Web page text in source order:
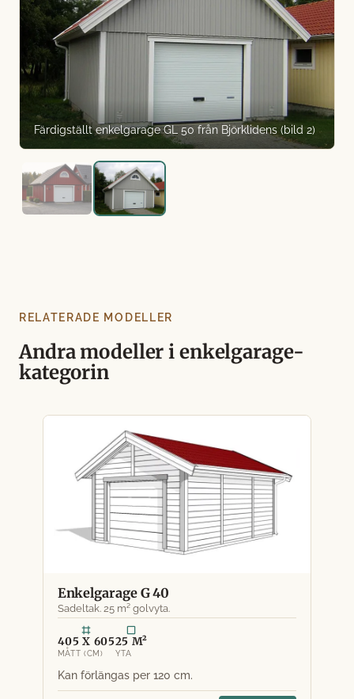
Färdigställt enkelgarage GL 50 från Björklidens (bild 2)
RELATERADE MODELLER
Andra modeller i enkelgarage-
kategorin
Enkelgarage G 40
Sadeltak. 25 m² golvyta.
405 X 605
MÅTT (CM)
25 M²
YTA